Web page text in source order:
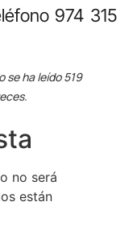
974 315
se ha leído 519
no será
están